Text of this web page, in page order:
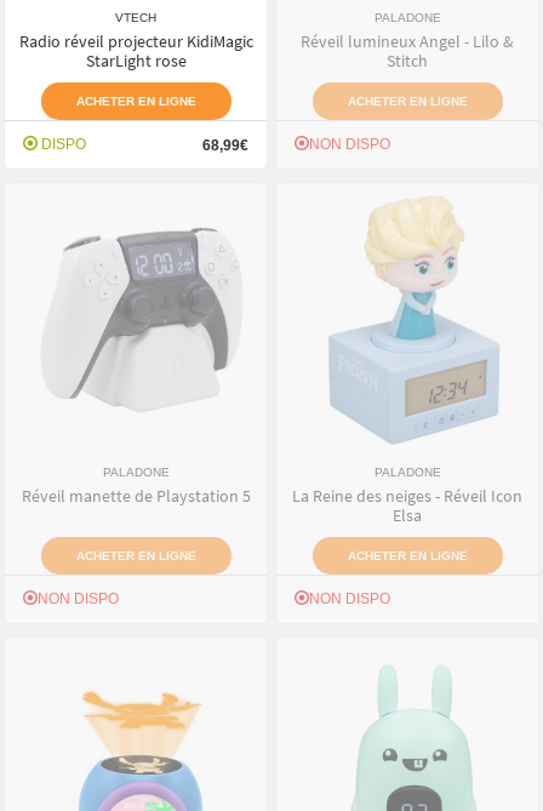
VTECH
Radio réveil projecteur KidiMagic
StarLight rose
ACHETER EN LIGNE
DISPO 68,99€
PALADONE
Réveil lumineux Angel - Lilo &
Stitch
ACHETER EN LIGNE
NON DISPO
PALADONE
Réveil manette de Playstation 5
ACHETER EN LIGNE
NON DISPO
PALADONE
La Reine des neiges - Réveil Icon
Elsa
ACHETER EN LIGNE
NON DISPO